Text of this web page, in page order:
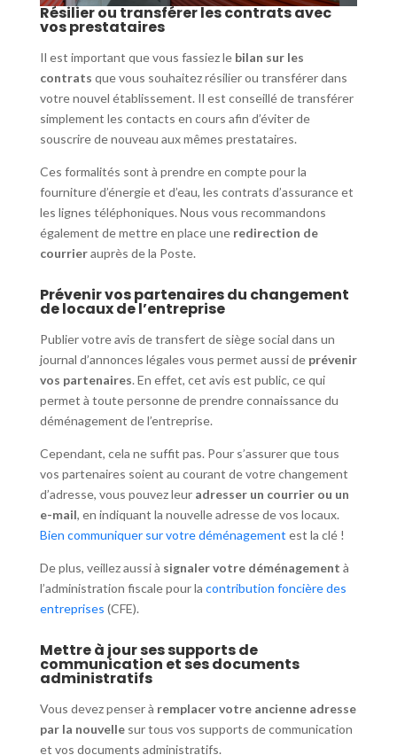
Résilier ou transférer les contrats avec
vos prestataires
Il est important que vous fassiez le bilan sur les
contrats que vous souhaitez résilier ou transférer dans
votre nouvel établissement. Il est conseillé de transférer
simplement les contacts en cours afin d’éviter de
souscrire de nouveau aux mêmes prestataires.
Ces formalités sont à prendre en compte pour la
fourniture d’énergie et d’eau, les contrats d’assurance et
les lignes téléphoniques. Nous vous recommandons
également de mettre en place une redirection de
courrierauprès de la Poste.
Prévenir vos partenaires du changement
de locaux de l’entreprise
Publier votre avis de transfert de siège social dans un
journal d’annonces légales vous permet aussi de prévenir
vos partenaires. En effet, cet avis est public, ce qui
permet à toute personne de prendre connaissance du
déménagement de l’entreprise.
Cependant, cela ne suffit pas. Pour s’assurer que tous
vos partenaires soient au courant de votre changement
d’adresse, vous pouvez leur adresser un courrier ou un
e-mail, en indiquant la nouvelle adresse de vos locaux.
Bien communiquer sur votre déménagement est la clé !
De plus, veillez aussi à signaler votre déménagement à
l’administration fiscale pour la contribution foncière des
entreprises (CFE).
Mettre à jour ses supports de
communication et ses documents
administratifs
Vous devez penser à remplacer votre ancienne adresse
par la nouvellesur tous vos supports de communication
et vos documents administratifs.